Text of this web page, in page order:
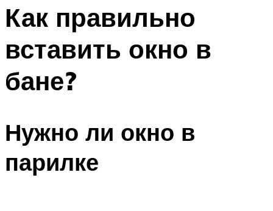
Как правильно
вставить окно в
бане?
Нужно ли окно в
парилке